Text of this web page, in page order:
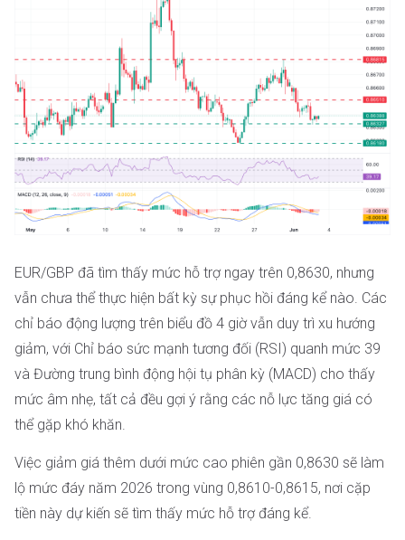
EUR/GBP đã tìm thấy mức hỗ trợ ngay trên 0,8630, nhưng
vẫn chưa thể thực hiện bất kỳ sự phục hồi đáng kể nào. Các
chỉ báo động lượng trên biểu đồ 4 giờ vẫn duy trì xu hướng
giảm, với Chỉ báo sức mạnh tương đối (RSI) quanh mức 39
và Đường trung bình động hội tụ phân kỳ (MACD) cho thấy
mức âm nhẹ, tất cả đều gợi ý rằng các nỗ lực tăng giá có
thể gặp khó khăn.
Việc giảm giá thêm dưới mức cao phiên gần 0,8630 sẽ làm
lộ mức đáy năm 2026 trong vùng 0,8610-0,8615, nơi cặp
tiền này dự kiến sẽ tìm thấy mức hỗ trợ đáng kể.